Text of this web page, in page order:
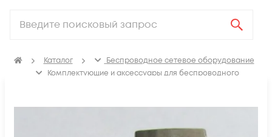
Каталог
Беспроводное сетевое оборудование
Комплектующие и аксессуары для беспроводного